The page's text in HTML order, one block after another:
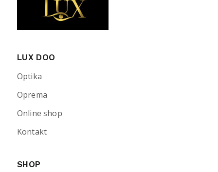
LUX DOO
Optika
Oprema
Online shop
Kontakt
SHOP